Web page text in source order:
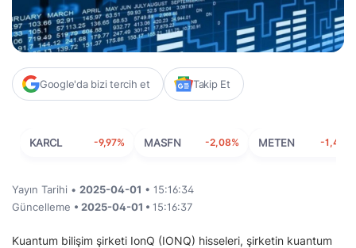
Google'da bizi tercih et Takip Et
KARCL -9,97% MASFN -2,08% METEN -1,40%
Yayın Tarihi • 2025-04-01 • 15:16:34
Güncelleme • 2025-04-01 • 15:16:37
Kuantum bilişim şirketi IonQ (IONQ) hisseleri, şirketin kuantum